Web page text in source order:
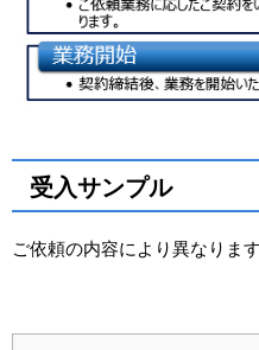
受入サンプル
ご依頼の内容により異なりま